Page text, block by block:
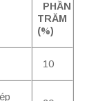
PHẦN
TRĂM
(%)
10